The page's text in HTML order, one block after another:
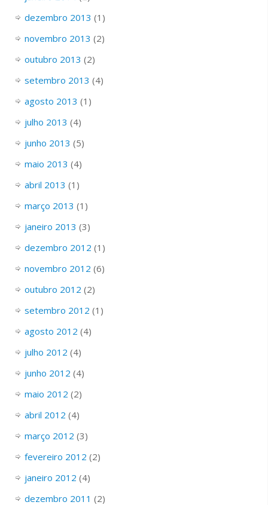
dezembro 2013 (1)
novembro 2013 (2)
outubro 2013 (2)
setembro 2013 (4)
agosto 2013 (1)
julho 2013 (4)
junho 2013 (5)
maio 2013 (4)
abril 2013 (1)
março 2013 (1)
janeiro 2013 (3)
dezembro 2012 (1)
novembro 2012 (6)
outubro 2012 (2)
setembro 2012 (1)
agosto 2012 (4)
julho 2012 (4)
junho 2012 (4)
maio 2012 (2)
abril 2012 (4)
março 2012 (3)
fevereiro 2012 (2)
janeiro 2012 (4)
dezembro 2011 (2)